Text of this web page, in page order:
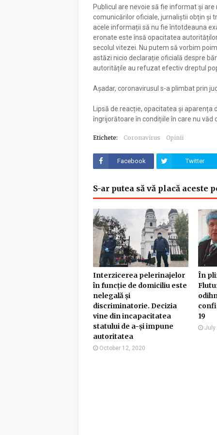
Publicul are nevoie să fie informat și
comunicărilor oficiale, jurnaliștii obțin și
acele informații să nu fie întotdeauna
eronate este însă opacitatea
secolul vitezei. Nu putem să vorbim
astăzi nicio declarație oficială despre
autoritățile au refuzat efectiv dreptul
Așadar, coronavirusul s-a plimbat prin
Lipsă de reacție, opacitatea și
îngrijorătoare în condițiile în care nu
Etichete: Coronavirus Opinii
Facebook Twitter
S-ar putea să vă placă aceste
Interzicerea pelerinajelor
în funcție de domiciliu este
nelegală și
discriminatorie. Decizia
vine din incapacitatea
statului de a-și impune
autoritatea
October 12, 2020
În
19
July